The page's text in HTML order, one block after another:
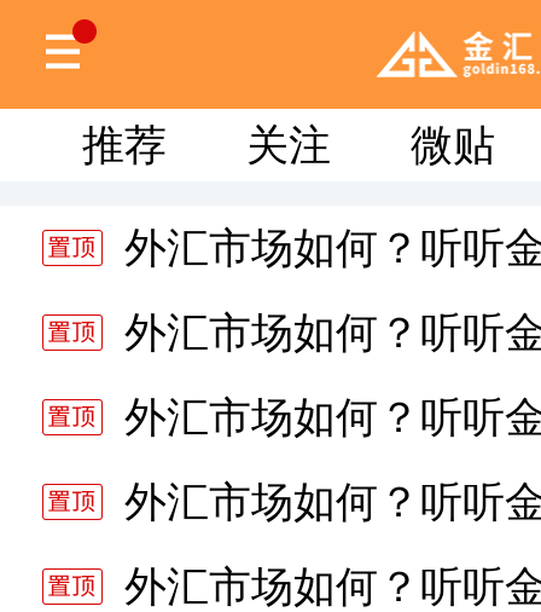
推荐 关注 微贴
外汇市场如何？听听
分析师静雅老师的分
外汇市场如何？听听
分析师静雅老师的分
外汇市场如何？听听
分析师静雅老师的分
外汇市场如何？听听
分析师静雅老师的分
外汇市场如何？听听